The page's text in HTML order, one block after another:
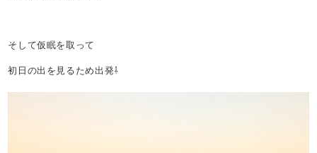
そして仮眠を取って
初日の出を見るため出発⇩